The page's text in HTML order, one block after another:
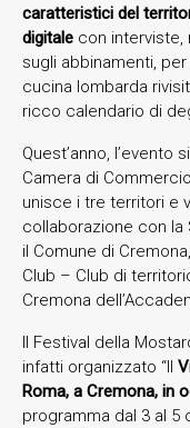
caratteristici del
digitale con interviste,
sugli abbinamenti,
cucina lombarda
ricco calendario di
Quest’anno, l’evento
Camera di
unisce i tre territori e
collaborazione con la
il Comune di
Club – Club di
Cremona
Il Festival della
infatti organizzato “Il
Roma, a Cremona, in
programma dal 3 al